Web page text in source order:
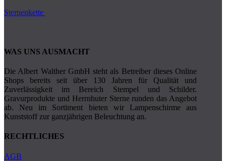
Sternenkette
WAS UNS AUSMACHT
Die Albert Walther GmbH steht als Betreiber dieses Online
Shops bereits seit über 130 Jahren für Qualität und
Zuverlässigkeit im Bereich Stempel und Schilder.
Gravurprodukte und Herrnhuter Sterne runden das Angebot
ab. Neu im Sortiment bieten wir Lampenschirme aus
Kunststoff zur ganzjährigen Beleuchtung an.
RECHTLICHES
AGB